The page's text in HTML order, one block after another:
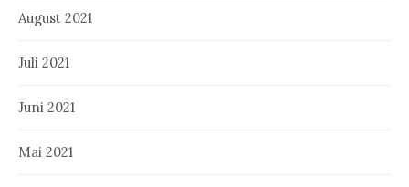
August 2021
Juli 2021
Juni 2021
Mai 2021